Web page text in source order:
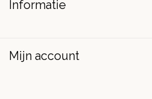
Informatie
Mijn account